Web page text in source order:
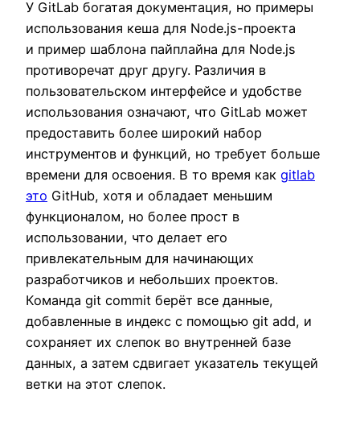
У GitLab богатая документация, но примеры
использования кеша для Node.js-проекта
и пример шаблона пайплайна для Node.js
противоречат друг другу. Различия в
пользовательском интерфейсе и удобстве
использования означают, что GitLab может
предоставить более широкий набор
инструментов и функций, но требует больше
времени для освоения. В то время как gitlab
это GitHub, хотя и обладает меньшим
функционалом, но более прост в
использовании, что делает его
привлекательным для начинающих
разработчиков и небольших проектов.
Команда git commit берёт все данные,
добавленные в индекс с помощью git add, и
сохраняет их слепок во внутренней базе
данных, а затем сдвигает указатель текущей
ветки на этот слепок.